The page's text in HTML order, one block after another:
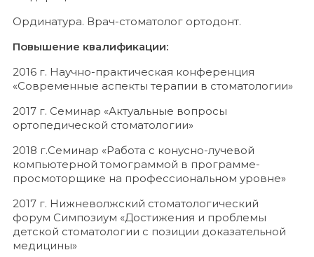
Ординатура. Врач-стоматолог ортодонт.
Повышение квалификации:
2016 г. Научно-практическая конференция
«Современные аспекты терапии в стоматологии»
2017 г. Семинар «Актуальные вопросы
ортопедической стоматологии»
2018 г.Семинар «Работа с конусно-лучевой
компьютерной томограммой в программе-
просмоторщике на профессиональном уровне»
2017 г. Нижневолжский стоматологический
форум Симпозиум «Достижения и проблемы
детской стоматологии с позиции доказательной
медицины»